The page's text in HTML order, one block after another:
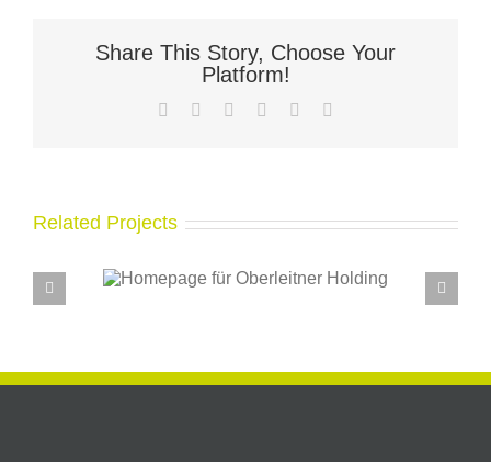
Share This Story, Choose Your
Platform!
Facebook LinkedInWhatsApp
Pinterest
Related Projects
Neues Restaurant –